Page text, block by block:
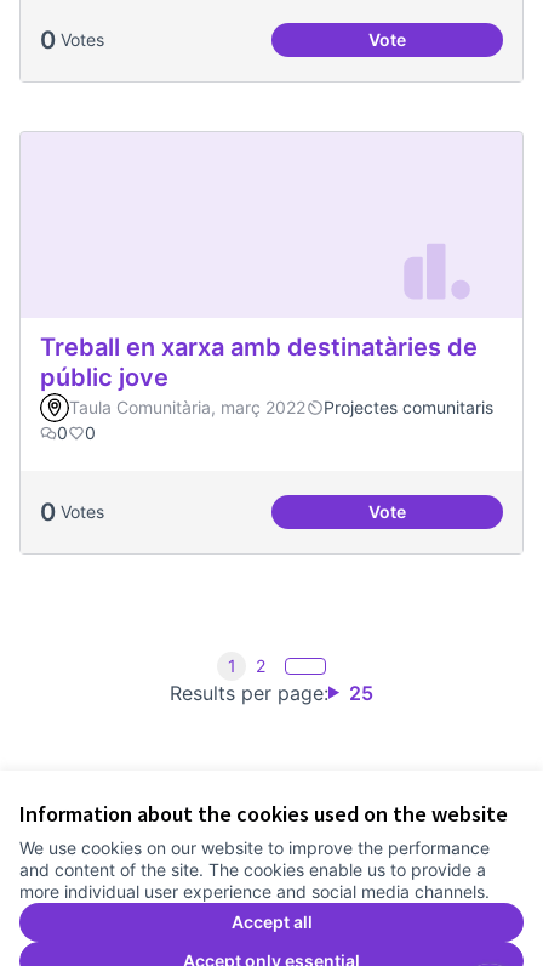
Information about the cookies used on the website
We use cookies on our website to improve the performance
and content of the site. The cookies enable us to provide a
more individual user experience and social media channels.
Accept all
Accept only essential
0 Votes VoteProjecte
Treball en xarxa amb destinatàries de
públic jove
Taula Comunitària, març 2022
Projectes comunitaris
0
0
0 Votes VoteTreball en xarxa
Results per page: 25
1 2
Cookie settings
Comunitat Canòdrom at Facebook
(External link)
Comunitat Canòdrom at Instagram
(External link)
Comunitat Canòdrom at YouTube
(External link)
English
Triar la llenguaElegir el idiomaChoose language